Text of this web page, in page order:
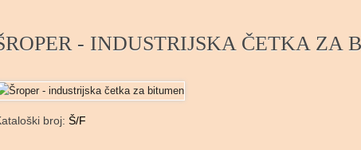
- INDUSTRIJSKA ČETKA ZA
broj: Š/F